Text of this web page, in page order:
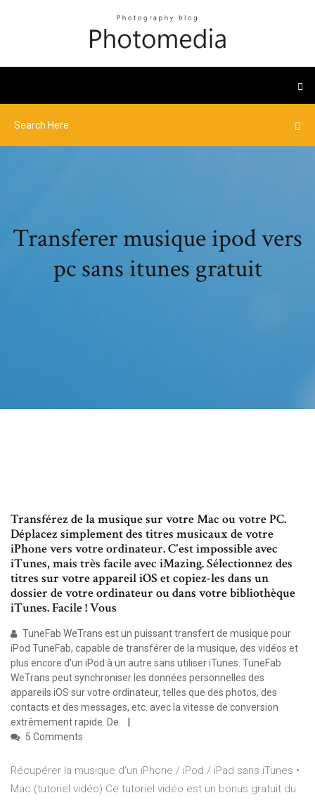
Transferer musique ipod vers
pc sans itunes gratuit
Transférez de la musique sur votre Mac ou votre PC.
Déplacez simplement des titres musicaux de votre
iPhone vers votre ordinateur. C'est impossible avec
iTunes, mais très facile avec iMazing. Sélectionnez des
titres sur votre appareil iOS et copiez-les dans un
dossier de votre ordinateur ou dans votre bibliothèque
iTunes. Facile ! Vous
TuneFab WeTrans est un puissant transfert de musique pour
iPod TuneFab, capable de transférer de la musique, des vidéos et
plus encore d'un iPod à un autre sans utiliser iTunes. TuneFab
WeTrans peut synchroniser les données personnelles des
appareils iOS sur votre ordinateur, telles que des photos, des
contacts et des messages, etc. avec la vitesse de conversion
extrêmement rapide. De
5 Comments
Récupérer la musique d'un iPhone / iPod / iPad sans iTunes •
Mac (tutoriel vidéo) Ce tutoriel vidéo est un bonus gratuit du